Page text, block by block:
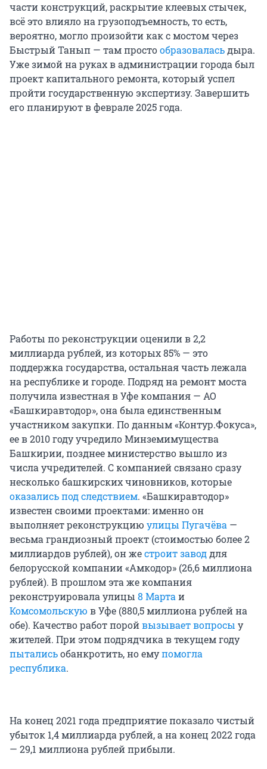
части конструкций, раскрытие клеевых стычек,
всё это влияло на грузоподъемность, то есть,
вероятно, могло произойти как с мостом через
Быстрый Танып — там простообразоваласьдыра.
Уже зимой на руках в администрации города был
проект капитального ремонта, который успел
пройти государственную экспертизу. Завершить
его планируют в феврале 2025 года.
Работы по реконструкции оценили в 2,2
миллиарда рублей, из которых 85% — это
поддержка государства, остальная часть лежала
на республике и городе. Подряд на ремонт моста
получила известная в Уфе компания — АО
«Башкиравтодор», она была единственным
участником закупки. По данным «Контур.Фокуса»,
ее в 2010 году учредило Минземимущества
Башкирии, позднее министерство вышло из
числа учредителей. С компанией связано сразу
несколько башкирских чиновников, которые
оказались под следствием. «Башкиравтодор»
известен своими проектами: именно он
выполняет реконструкцию улицы Пугачёва —
весьма грандиозный проект (стоимостью более 2
миллиардов рублей), он жестроит заводдля
белорусской компании «Амкодор» (26,6 миллиона
рублей). В прошлом эта же компания
реконструировала улицы 8 Мартаи
Комсомольскую в Уфе (880,5 миллиона рублей на
обе). Качество работ поройвызывает вопросы у
жителей. При этом подрядчика в текущем году
пыталисьобанкротить, но емупомогла
республика.
На конец 2021 года предприятие показало чистый
убыток 1,4 миллиарда рублей, а на конец 2022 года
— 29,1 миллиона рублей прибыли.